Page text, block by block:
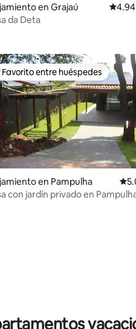
4.95 de 5, 105 reseñas
en Grajaú
da Deta
4.9 de 5, 216 reseñas
entre huéspedes preferido
Favorito entre huéspedes
en Pampulha
con jardín privado en